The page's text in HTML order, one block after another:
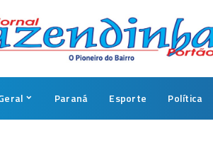
Paraná Esporte Política